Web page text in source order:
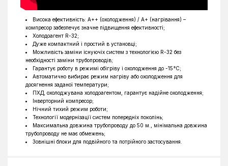
Висока ефективність: A++ (охолодження) / A+ (нагрівання) –
компресор забезпечує значне підвищення ефективності;
Холодоагент R-32;
Дуже компактний і простий в установці;
Можливість заміни існуючіх систем з технологією R-32 без
необхідності заміни трубопроводів;
Гарантує роботу в режимі обігріву і охолодження до -15°C;
Автоматично вибирає режим нагріву або охолодження для
досягнення заданої температури;
ПХД, охолоджувана холодоагентом, гарантує надійне охолодження;
Інверторний компресор;
Нічний тихий режим роботи;
Технології модернізації систем попередніх поколінь;
Максимальна довжина трубопроводу до 50 м., мінімальна довжина
трубопроводу не має обмежень;
Зовнішні блоки для подвійного та потрійного застосування.